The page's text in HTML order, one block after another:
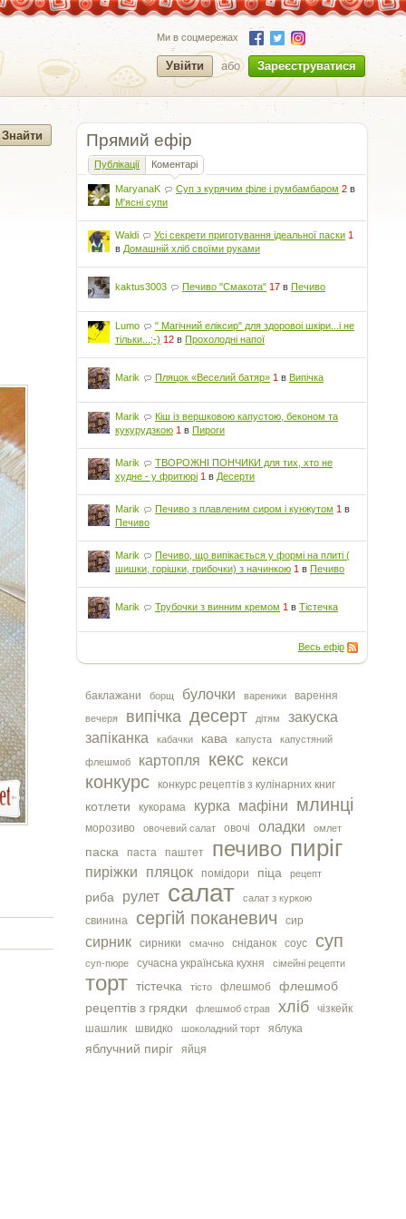
Ми в соцмережах
Увійти або Зареєструватися
Прямий ефір
Публікації Коментарі
MaryanaK Суп з курячим філе і румбамбаром 2 в
М'ясні супи
Waldi Усі секрети приготування ідеальної паски 1
в Домашній хліб своїми руками
kaktus3003 Печиво "Смакота" 17 вПечиво
Lumo
" Магічний еліксир" для здоровоі шкіри...і не
тільки...;-) 12 вПрохолодні напої
Marik Пляцок «Веселий батяр» 1 вВипічка
Marik
Кіш із вершковою капустою, беконом та
кукурудзкою 1 вПироги
Marik
ТВОРОЖНІ ПОНЧИКИ для тих, хто не
худне - у фритюрі 1 в Десерти
Marik Печиво з плавленим сиром і кунжутом 1 в
Печиво
Marik
Печиво, що випікається у формі на плиті (
шишки, горішки, грибочки) з начинкою 1 вПечиво
Marik Трубочки з винним кремом 1 вТістечка
Весь ефір
баклажани борщ булочки вареники варення
вечеря випічка десерт дітям
закуска
запіканка
кабачки кава капуста капустяний
флешмоб картопля кекс кекси
конкурс конкурс рецептів з кулінарних книг
котлети кукорама курка мафіни млинці
морозиво овочевий салат овочі оладки омлет
паска паста паштет печиво пиріг
пиріжки пляцок помідори піца рецепт
риба рулет салат салат з куркою
свинина сергiй поканевич сир
сирник сирники смачно сніданок соус суп
суп-пюре сучасна українська кухня сімейні рецепти
торт тістечка тісто флешмоб
флешмоб
рецептів з грядки
флешмоб страв хліб
чізкейк
шашлик
швидко шоколадний торт яблука
яблучний пиріг яйця